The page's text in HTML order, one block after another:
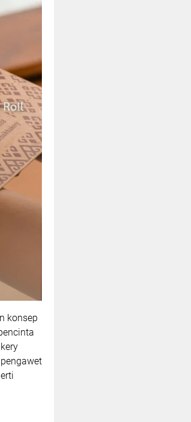
konsep